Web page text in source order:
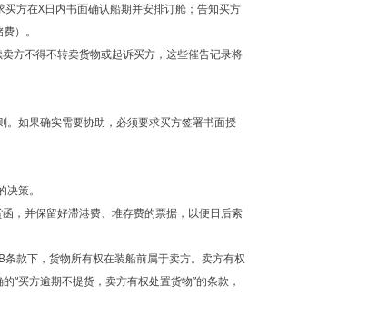
方在X日内书面确认船期并安排订舱；告知买方
）。
方不得不转卖货物或起诉买方，这些催告记录将
。如果确实需要协助，必须要求买方签署书面授
策。
，并保留好滞港费、堆存费的票据，以便日后索
款下，货物所有权在装船前属于卖方。卖方有权
“买方逾期不提货，卖方有权处置货物”的条款，